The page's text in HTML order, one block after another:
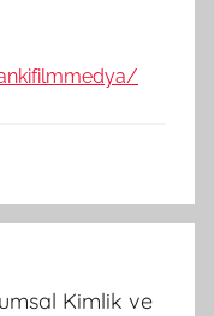
Kimlik ve